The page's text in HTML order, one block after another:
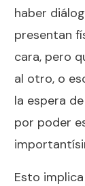
haber
presentan
cara, pero
al otro, o
la espera
por poder
Esto